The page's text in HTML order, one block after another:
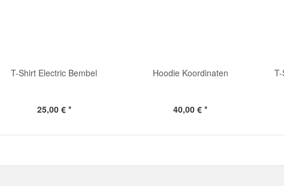
T-Shirt Electric Bembel
25,00 € *
Hoodie Koordinaten
40,00 € *